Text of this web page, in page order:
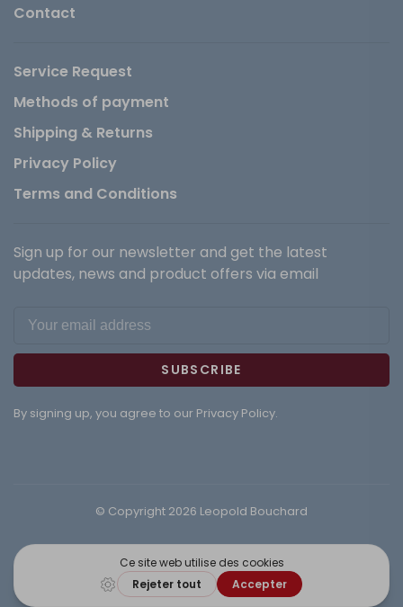
Contact
Service Request
Methods of payment
Shipping & Returns
Privacy Policy
Terms and Conditions
Sign up for our newsletter and get the latest
updates, news and product offers via email
SUBSCRIBE
By signing up, you agree to our Privacy Policy.
© Copyright 2026 Leopold Bouchard